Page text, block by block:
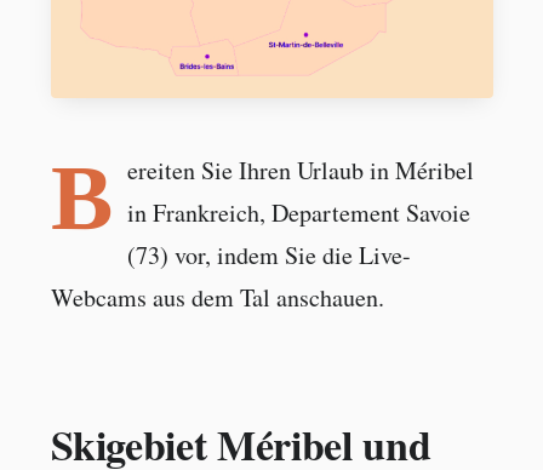
B ereiten Sie Ihren Urlaub in Méribel
in Frankreich, Departement Savoie
(73) vor, indem Sie die Live-
Webcams aus dem Tal anschauen.
Skigebiet Méribel und